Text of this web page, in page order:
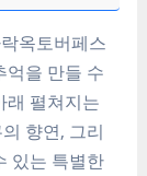
옥토버페스
억을 만들 수
래 펼쳐지는
향연, 그리
있는 특별한